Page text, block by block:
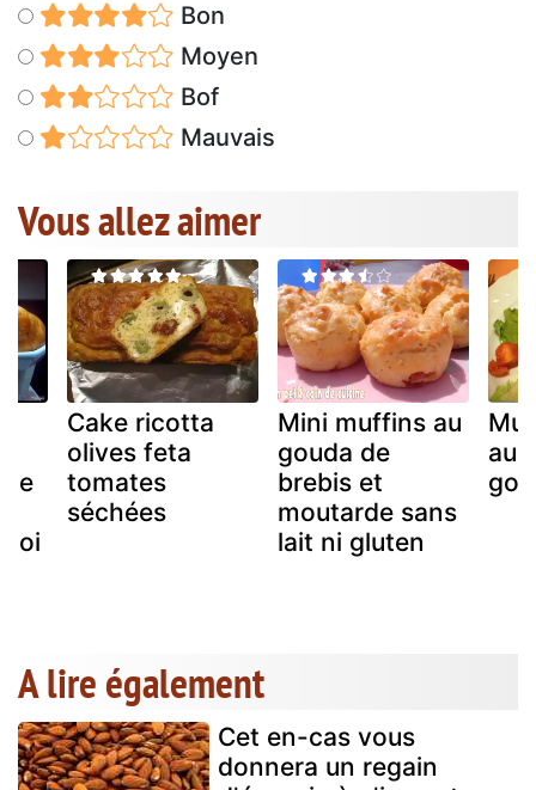
Bon
Moyen
Bof
Mauvais
Vous allez aimer
Cake ricotta
olives feta
tomates
séchées
Mini muffins au
gouda de
brebis et
moutarde sans
lait ni gluten
au
A lire également
Cet en-cas vous
donnera un regain